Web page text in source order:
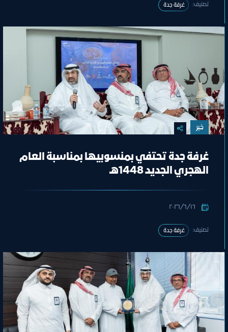
تصنيف: غرفة جدة
خبر
غرفة جدة تحتفي بمنسوبيها بمناسبة العام
الهجري الجديد 1448هـ
١٦‏/٦‏/٢٠٢٦
تصنيف: غرفة جدة